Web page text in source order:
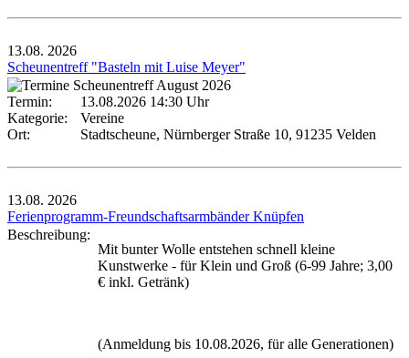
13.08. 2026
Scheunentreff "Basteln mit Luise Meyer"
Termin:
13.08.2026 14:30 Uhr
Kategorie:
Vereine
Ort:
Stadtscheune, Nürnberger Straße 10, 91235 Velden
13.08. 2026
Ferienprogramm-Freundschaftsarmbänder Knüpfen
Beschreibung:
Mit bunter Wolle entstehen schnell kleine
Kunstwerke - für Klein und Groß (6-99 Jahre; 3,00
€ inkl. Getränk)
(Anmeldung bis 10.08.2026, für alle Generationen)